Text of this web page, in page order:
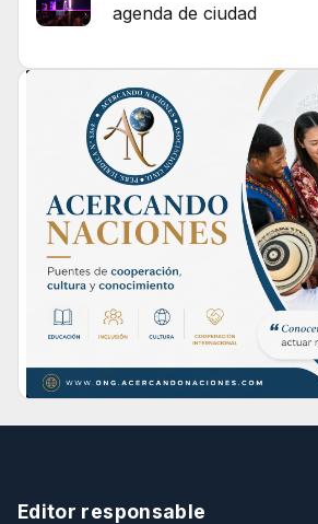
agenda de ciudad
Editor responsable